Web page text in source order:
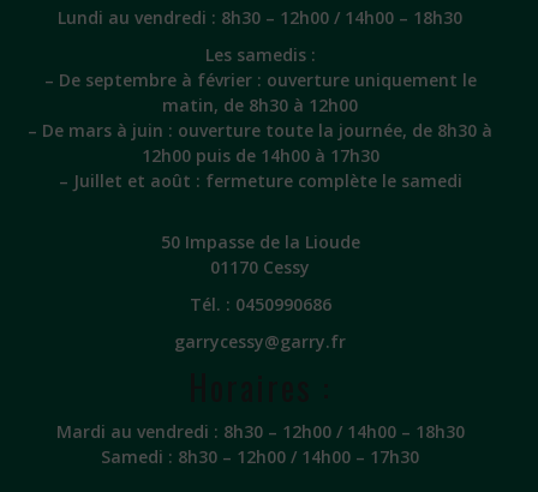
Lundi au vendredi : 8h30 – 12h00 / 14h00 – 18h30
Les samedis :
– De septembre à février : ouverture uniquement le
matin, de 8h30 à 12h00
– De mars à juin : ouverture toute la journée, de 8h30 à
12h00 puis de 14h00 à 17h30
– Juillet et août : fermeture complète le samedi
50 Impasse de la Lioude
01170 Cessy
Tél. : 0450990686
garrycessy@garry.fr
Mardi au vendredi : 8h30 – 12h00 / 14h00 – 18h30
Samedi : 8h30 – 12h00 / 14h00 – 17h30